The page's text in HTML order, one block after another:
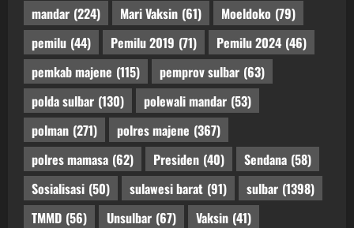
mandar (224) Mari Vaksin (61) Moeldoko (79)
pemilu (44) Pemilu 2019 (71) Pemilu 2024 (46)
pemkab majene (115) pemprov sulbar (63)
polda sulbar (130) polewali mandar (53)
polman (271) polres majene (367)
polres mamasa (62) Presiden (40) Sendana (58)
Sosialisasi (50) sulawesi barat (91) sulbar (1398)
TMMD (56) Unsulbar (67) Vaksin (41)